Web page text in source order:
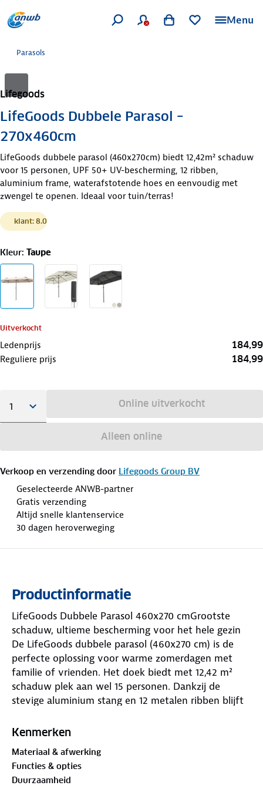
Menu
Parasols
Lifegoods
LifeGoods Dubbele Parasol –
270x460cm
LifeGoods dubbele parasol (460x270cm) biedt 12,42m² schaduw
voor 15 personen, UPF 50+ UV-bescherming, 12 ribben,
aluminium frame, waterafstotende hoes en eenvoudig met
zwengel te openen. Ideaal voor tuin/terras!
klant: 8.0
Kleur: Taupe
Uitverkocht
Ledenprijs 184,99
Reguliere prijs 184,99
Online uitverkocht
Alleen online
Verkoop en verzending door Lifegoods Group BV
Geselecteerde ANWB-partner
Gratis verzending
Altijd snelle klantenservice
30 dagen heroverweging
Productinformatie
LifeGoods Dubbele Parasol 460x270 cmGrootste
schaduw, ultieme bescherming voor het hele gezin
De LifeGoods dubbele parasol (460x270 cm) is de
perfecte oplossing voor warme zomerdagen met
familie of vrienden. Het doek biedt met 12,42 m²
schaduw plek aan wel 15 personen. Dankzij de
stevige aluminium stang en 12 metalen ribben blijft
handige zwengel vouw je de parasol eenvoudig
50+ UV-bescherming blokkeert 98% van de
schadelijke stralen, zodat je veilig geniet van de zon.
Inclusief waterafstotende hoes voor opbergen en
Kenmerken
Materiaal & afwerking
Functies & opties
Duurzaamheid